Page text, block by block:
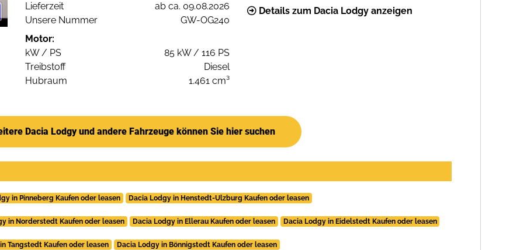
Lieferzeit
ab ca. 09.08.2026
Unsere Nummer
GW-OG240
Motor:
kW / PS
85 kW / 116 PS
Treibstoff
Diesel
Hubraum
1.461 cm³
Details zum Dacia Lodgy anzeigen
Dacia Lodgy und andere Fahrzeuge können Sie hier suchen
in Pinneberg Kaufen oder leasen Dacia Lodgy in Henstedt-Ulzburg Kaufen oder leasen
in Norderstedt Kaufen oder leasen Dacia Lodgy in Ellerau Kaufen oder leasen Dacia Lodgy in Eidelstedt Kaufen oder leasen
Tangstedt Kaufen oder leasen Dacia Lodgy in Bönnigstedt Kaufen oder leasen